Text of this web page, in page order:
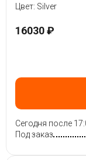
Цвет: Silver
16030 ₽
Сегодня после
Под заказ